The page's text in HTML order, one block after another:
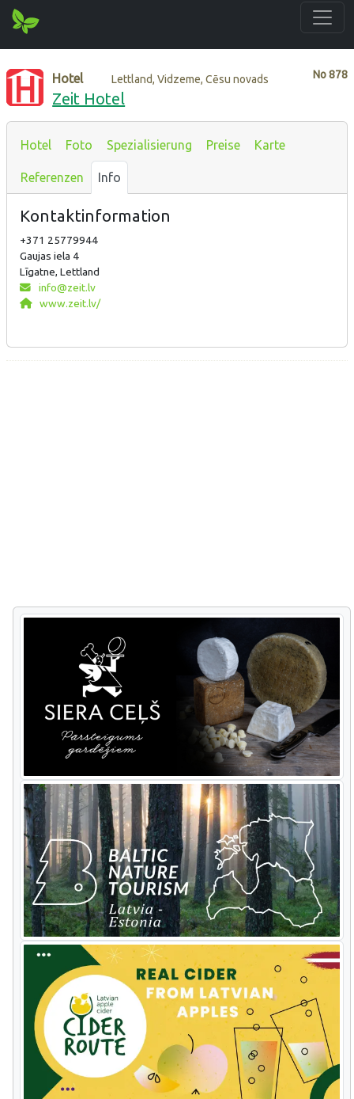
No878
Hotel Lettland, Vidzeme, Cēsu novads
Zeit Hotel
Hotel Foto Spezialisierung Preise Karte
Referenzen Info
Kontaktinformation
+371 25779944
Gaujas iela 4
Līgatne, Lettland
info@zeit.lv
www.zeit.lv/